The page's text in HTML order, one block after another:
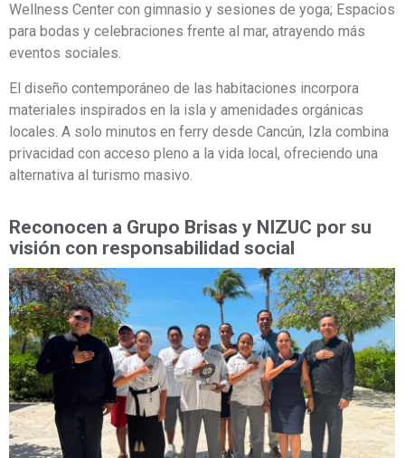
Wellness Center con gimnasio y sesiones de yoga; Espacios
para bodas y celebraciones frente al mar, atrayendo más
eventos sociales.
El diseño contemporáneo de las habitaciones incorpora
materiales inspirados en la isla y amenidades orgánicas
locales. A solo minutos en ferry desde Cancún, Izla combina
privacidad con acceso pleno a la vida local, ofreciendo una
alternativa al turismo masivo.
Reconocen a Grupo Brisas y NIZUC por su
visión con responsabilidad social